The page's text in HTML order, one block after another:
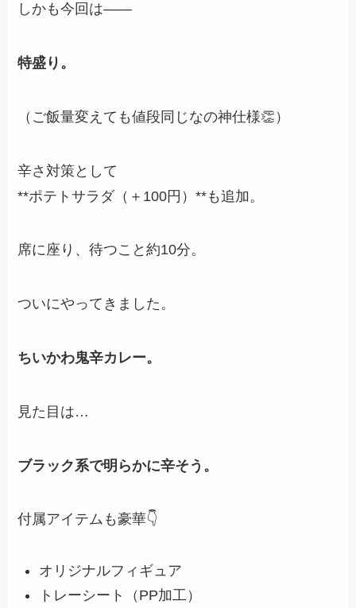
しかも今回は――
特盛り。
（ご飯量変えても値段同じなの神仕様👏）
辛さ対策として
**ポテトサラダ（＋100円）**も追加。
席に座り、待つこと約10分。
ついにやってきました。
ちいかわ鬼辛カレー。
見た目は…
ブラック系で明らかに辛そう。
付属アイテムも豪華👇
オリジナルフィギュア
トレーシート（PP加工）